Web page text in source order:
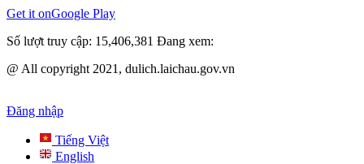
Get it onGoogle Play
Số lượt truy cập: 15,406,381 Đang xem:
@ All copyright 2021, dulich.laichau.gov.vn
Đăng nhập
Tiếng Việt
English